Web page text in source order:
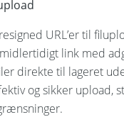
URL’er til
link med
direkte til lageret
og sikker upload,